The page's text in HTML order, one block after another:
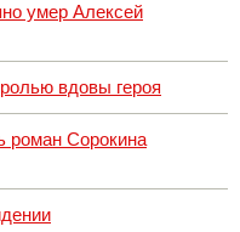
умер Алексей
вдовы героя
роман Сорокина